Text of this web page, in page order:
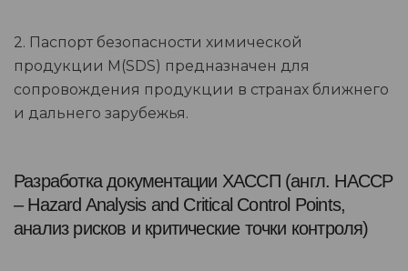
2. Паспорт безопасности химической
продукции M(SDS) предназначен для
сопровождения продукции в странах ближнего
и дальнего зарубежья.
Разработка документации ХАССП (англ. HACCP
– Hazard Analysis and Critical Control Points,
анализ рисков и критические точки контроля)